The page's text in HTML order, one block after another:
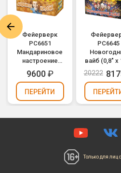
Фейерверк
РС6651
Мандариновое
настроение
(0,8" х 100)
9600₽
ПЕРЕЙТИ
РС6645
вайб (0,8" х
20222
Только для лиц